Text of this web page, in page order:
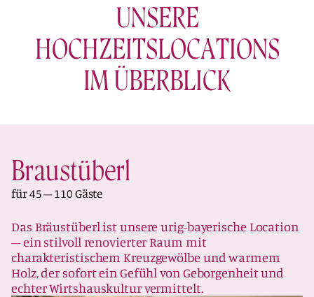
UNSERE
HOCHZEITSLOCATIONS
IM ÜBERBLICK
Braustüberl
für 45 – 110 Gäste
Das Bräustüberl ist unsere urig-bayerische Location
– ein stilvoll renovierter Raum mit
charakteristischem Kreuzgewölbe und warmem
Holz, der sofort ein Gefühl von Geborgenheit und
echter Wirtshauskultur vermittelt.